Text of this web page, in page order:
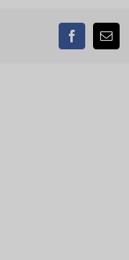
FacebookEmail